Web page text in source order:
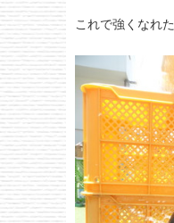
これで強くなれ